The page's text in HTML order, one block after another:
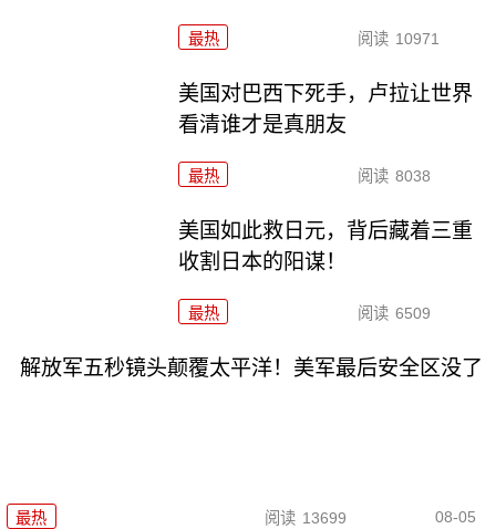
最热 阅读 10971
美国对巴西下死手，卢拉让世界
看清谁才是真朋友
最热 阅读 8038
美国如此救日元，背后藏着三重
收割日本的阳谋！
最热 阅读 6509
解放军五秒镜头颠覆太平洋！美军最后安全区没了
最热 阅读 13699 08-05